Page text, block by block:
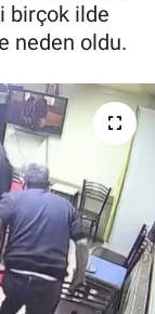
birçok ilde
neden oldu.